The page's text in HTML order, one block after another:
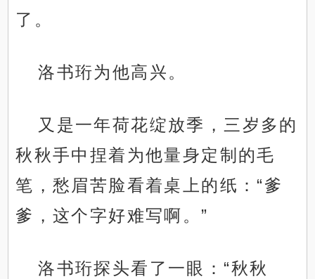
了。
洛书珩为他高兴。
又是一年荷花绽放季，三岁多的
秋秋手中捏着为他量身定制的毛
笔，愁眉苦脸看着桌上的纸：“爹
爹，这个字好难写啊。”
洛书珩探头看了一眼：“秋秋